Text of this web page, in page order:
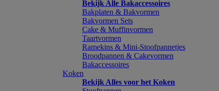
Bekijk Alle Bakaccessoires
Bakplaten & Bakvormen
Bakvormen Sets
Cake & Muffinvormen
Taartvormen
Ramekins & Mini-Stoofpannetjes
Broodpannen & Cakevormen
Bakaccessoires
Koken
Bekijk Alles voor het Koken